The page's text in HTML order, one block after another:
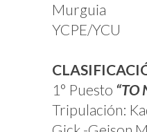
Murguia
YCPE/YCU
1° Puesto “TO
Tripulación: